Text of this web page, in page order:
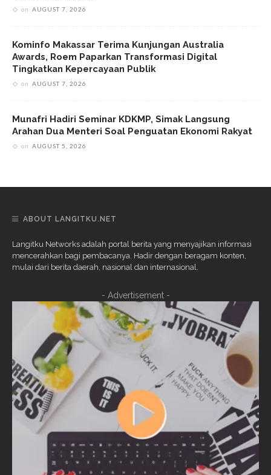
on AUGUST 7, 2026
Kominfo Makassar Terima Kunjungan Australia
Awards, Roem Paparkan Transformasi Digital
Tingkatkan Kepercayaan Publik
on AUGUST 7, 2026
Munafri Hadiri Seminar KDKMP, Simak Langsung
Arahan Dua Menteri Soal Penguatan Ekonomi Rakyat
on AUGUST 5, 2026
ABOUT LANGITKU.NET
Langitku Networks adalah portal berita yang menyajikan informasi
mencerahkan bagi pembacanya. Hadir dengan beragam konten,
mulai dari berita daerah, nasional dan internasional.
- Advertisement -